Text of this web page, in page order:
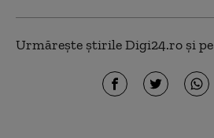
Urmărește știrile Digi24.ro și pe